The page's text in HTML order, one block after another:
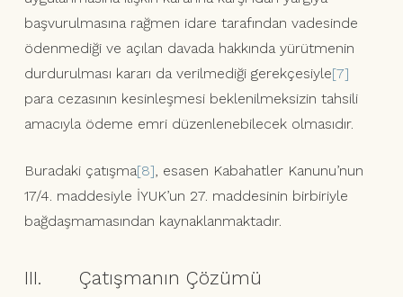
başvurulmasına rağmen idare tarafından vadesinde
ödenmediği ve açılan davada hakkında yürütmenin
durdurulması kararı da verilmediği gerekçesiyle[7]
para cezasının kesinleşmesi beklenilmeksizin tahsili
amacıyla ödeme emri düzenlenebilecek olmasıdır.
Buradaki çatışma[8], esasen Kabahatler Kanunu’nun
17/4. maddesiyle İYUK’un 27. maddesinin birbiriyle
bağdaşmamasından kaynaklanmaktadır.
III. Çatışmanın Çözümü